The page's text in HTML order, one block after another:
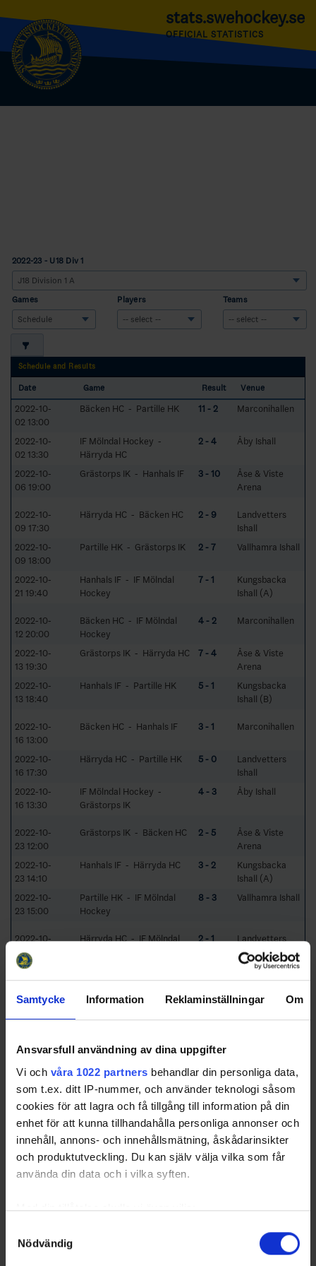
Samtycke Information Reklaminställningar Om
Ansvarsfull användning av dina uppgifter
Vi och våra 1022 partners behandlar din personliga data,
som t.ex. ditt IP-nummer, och använder teknologi såsom
cookies för att lagra och få tillgång till information på din
enhet för att kunna tillhandahålla personliga annonser och
innehåll, annons- och innehållsmätning, åskådarinsikter
och produktutveckling. Du kan själv välja vilka som får
använda din data och i vilka syften.
Med din tillåtelse skulle vi även vilja:
kan ha en noggrannhet på upp till flera meter
Nödvändig
stats.swehockey.se
OFFICIAL STATISTICS
2022-23 - U18 Div 1
Games Players Teams
Schedule and Results
Date Game Result Venue
2022-10-
02 13:00
Bäcken HC - Partille HK 11 - 2 Marconihallen
2022-10-
02 13:30
IF Mölndal Hockey -
Härryda HC
2 - 4 Åby Ishall
2022-10-
06 19:00
Grästorps IK - Hanhals IF 3 - 10
Åse & Viste
Arena
2022-10-
09 17:30
Härryda HC - Bäcken HC 2 - 9
Landvetters
Ishall
2022-10-
09 18:00
Partille HK - Grästorps IK 2 - 7 Vallhamra Ishall
2022-10-
21 19:40
Hanhals IF - IF Mölndal
Hockey
7 - 1
Kungsbacka
Ishall (A)
2022-10-
12 20:00
Bäcken HC - IF Mölndal
Hockey
4 - 2 Marconihallen
2022-10-
13 19:30
Grästorps IK - Härryda HC 7 - 4
Åse & Viste
Arena
2022-10-
13 18:40
Hanhals IF - Partille HK 5 - 1
Kungsbacka
Ishall (B)
2022-10-
16 13:00
Bäcken HC - Hanhals IF 3 - 1 Marconihallen
2022-10-
16 17:30
Härryda HC - Partille HK 5 - 0
Landvetters
Ishall
2022-10-
16 13:30
IF Mölndal Hockey -
Grästorps IK
4 - 3 Åby Ishall
2022-10-
23 12:00
Grästorps IK - Bäcken HC 2 - 5
Åse & Viste
Arena
2022-10-
23 14:10
Hanhals IF - Härryda HC 3 - 2
Kungsbacka
Ishall (A)
2022-10-
23 15:00
Partille HK - IF Mölndal
Hockey
8 - 3 Vallhamra Ishall
2022-10-
30 17:30
Härryda HC - IF Mölndal
2 - 1
Landvetters
Ishall
2022-10-
30 19:45
Kungsbacka
Ishall (B)
2022-10-
30 18:00
Partille HK - Bäcken HC 6 - 11 Vallhamra Ishall
2022-11-
Grästorps IK - Partille HK 3 - 1
2022-11-
06 13:00
Bäcken HC - Härryda HC 3 - 2 Marconihallen
2022-11-
06 13:30
IF Mölndal Hockey -
Hanhals IF
5 - 3 Åby Ishall
05 18:30
Bäcken HC
Härryda HC - Grästorps IK
Åse & Viste